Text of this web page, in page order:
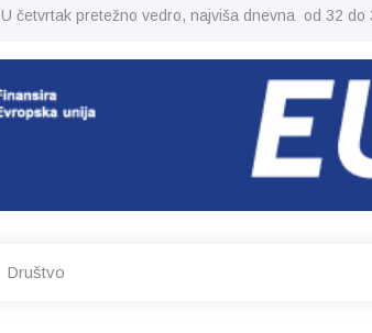
U četvrtak pretežno vedro, najviša dnevna od 32 do
Društvo